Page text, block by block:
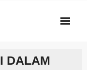
DALAM